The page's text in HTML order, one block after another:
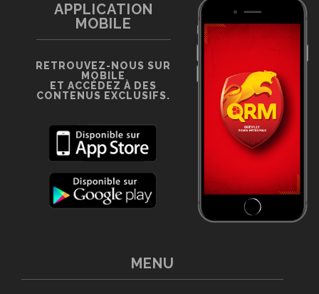
MENU
APPLICATION
MOBILE
RETROUVEZ-NOUS SUR
MOBILE
ET ACCÉDEZ À DES
CONTENUS EXCLUSIFS.